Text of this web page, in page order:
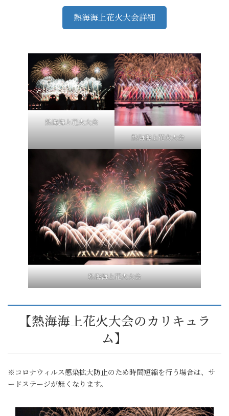
熱海海上花火大会詳細
熱海海上花火大会
熱海海上花火大会
熱海海上花火大会
【熱海海上花火大会のカリキュラ
ム】
※コロナウィルス感染拡大防止のため時間短縮を行う場合は、サ
ードステージが無くなります。